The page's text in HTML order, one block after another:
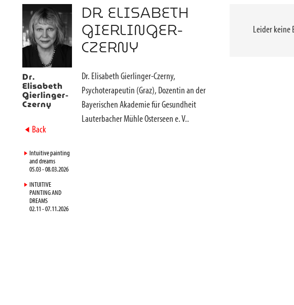
Dr.
Elisabeth
Gierlinger-
Czerny
► Back
► Intuitive painting
and dreams
05.03 - 08.03.2026
► INTUITIVE
PAINTING AND
DREAMS
02.11 - 07.11.2026
DR. ELISABETH
GIERLINGER-
CZERNY
Dr. Elisabeth Gierlinger-Czerny,
Psychoterapeutin (Graz), Dozentin an der
Bayerischen Akademie für Gesundheit
Lauterbacher Mühle Osterseen e. V..
Leider keine